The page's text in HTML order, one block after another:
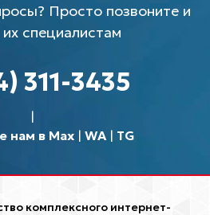
Просто позвоните и
специалистам
311-3435
нам в Max| WA| TG
комплексного интернет-